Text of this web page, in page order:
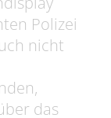
Polizei
nicht
das